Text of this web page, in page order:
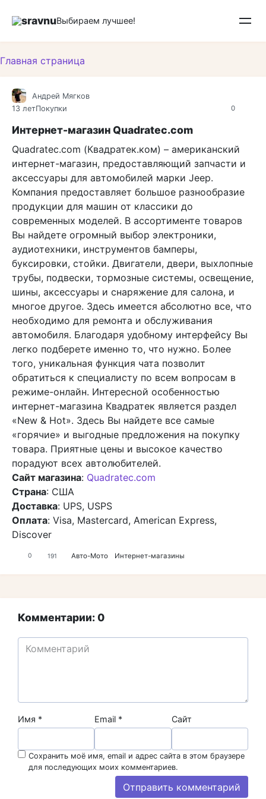
sravnuВыбираем лучшее!
Главная страница
0
Андрей Мягков
13 летПокупки
Интернет-магазин Quadratec.com
Quadratec.com (Квадратек.ком) – американский
интернет-магазин, предоставляющий запчасти и
аксессуары для автомобилей марки Jeep.
Компания предоставляет большое разнообразие
продукции для машин от классики до
современных моделей. В ассортименте товаров
Вы найдете огромный выбор электроники,
аудиотехники, инструментов бамперы,
буксировки, стойки. Двигатели, двери, выхлопные
трубы, подвески, тормозные системы, освещение,
шины, аксессуары и снаряжение для салона, и
многое другое. Здесь имеется абсолютно все, что
необходимо для ремонта и обслуживания
автомобиля. Благодаря удобному интерфейсу Вы
легко подберете именно то, что нужно. Более
того, уникальная функция чата позволит
обратиться к специалисту по всем вопросам в
режиме-онлайн. Интересной особенностью
интернет-магазина Квадратек является раздел
«New & Hot». Здесь Вы найдете все самые
«горячие» и выгодные предложения на покупку
товара. Приятные цены и высокое качество
порадуют всех автолюбителей.
Сайт магазина: Quadratec.com
Страна: США
Доставка: UPS, USPS
Оплата: Visa, Mastercard, American Express,
Discover
0 191 Авто-Мото Интернет-магазины
Комментарии: 0
Имя * Email * Сайт
Сохранить моё имя, email и адрес сайта в этом браузере
для последующих моих комментариев.